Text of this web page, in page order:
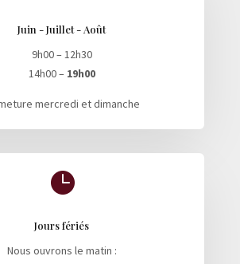
Juin - Juillet - Août
9h00 – 12h30
14h00 – 19h00
mercredi et dimanche

Jours fériés
Nous ouvrons le matin :